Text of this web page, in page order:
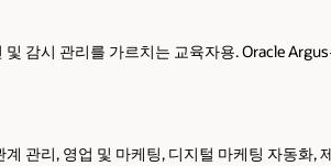
및 감시 관리를 가르치는 교육자용. Oracle
계 관리, 영업 및 마케팅, 디지털 마케팅 자동화